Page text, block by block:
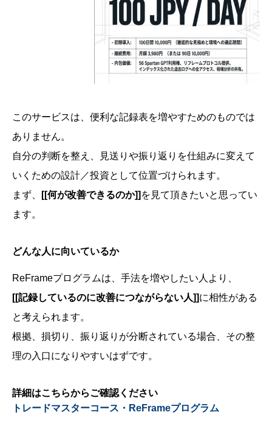
このサービスは、便利な記録表を増やすためのものでは
ありません。
自分の判断を整え、見送りや振り返りを仕組みに変えて
いくための設計／投資として位置づけられます。
まず、
[[何が改善できるのか]] を見て頂きたいと思ってい
ます。
どんな人に向いているか
ReFrameプログラムは、手法を増やしたい人より、
[[記録しているのに改善につながらない人]]に相性がある
と考えられます。
根拠、損切り、振り返りが分断されている場合、その整
理の入口になりやすいはずです。
詳細はこちらからご確認ください
トレードマスターコース・ReFrameプログラム